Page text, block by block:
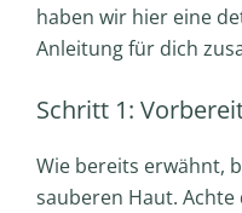
haben wir hier eine
Anleitung für dich
Schritt 1:
Wie bereits erwähnt,
sauberen Haut. Achte